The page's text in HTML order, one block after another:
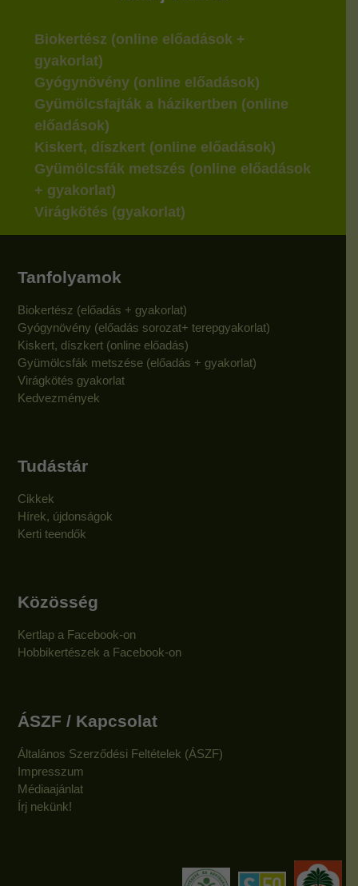
Biokertész (online előadások +
gyakorlat)
Gyógynövény (online előadások)
Gyümölcsfajták a házikertben (online
előadások)
Kiskert, díszkert (online előadások)
Gyümölcsfák metszés (online előadások
+ gyakorlat)
Virágkötés (gyakorlat)
Tanfolyamok
Biokertész (előadás + gyakorlat)
Gyógynövény (előadás sorozat+ terepgyakorlat)
Kiskert, díszkert (online előadás)
Gyümölcsfák metszése (előadás + gyakorlat)
Virágkötés gyakorlat
Kedvezmények
Tudástár
Cikkek
Hírek, újdonságok
Kerti teendők
Közösség
Kertlap a Facebook-on
Hobbikertészek a Facebook-on
ÁSZF / Kapcsolat
Általános Szerződési Feltételek (ÁSZF)
Impresszum
Médiaajánlat
Írj nekünk!